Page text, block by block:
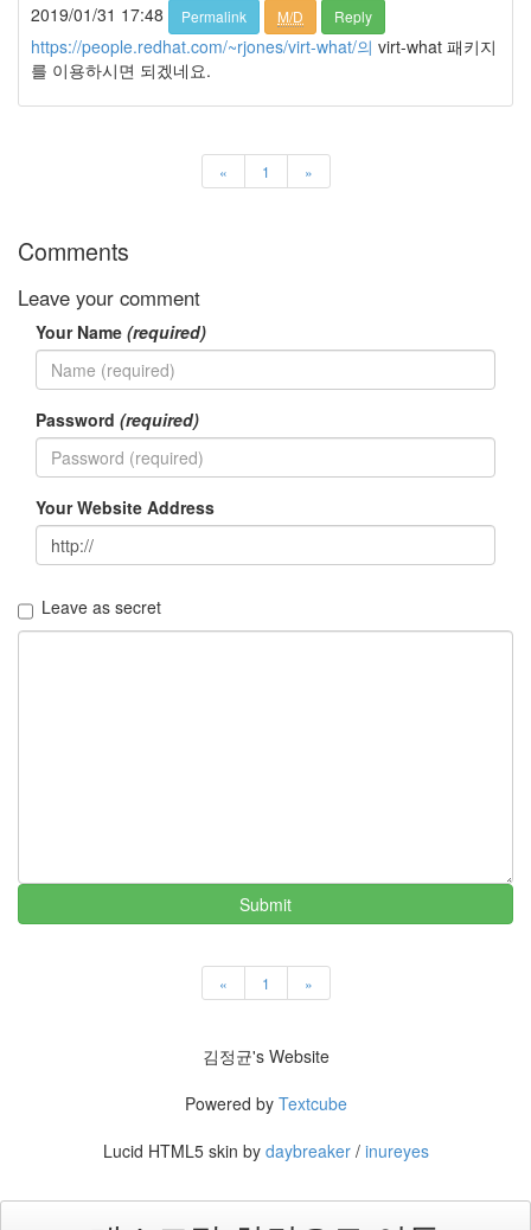
2019/01/31 17:48
Permalink M/D Reply
https://people.redhat.com/~rjones/virt-what/의 virt-what 패키지
를 이용하시면 되겠네요.
« 1 »
Comments
Leave your comment
Your Name (required)
Password (required)
Your Website Address
Leave as secret
Submit
« 1 »
김
정
균
엑
빔
XPH70.2
김정균's Website
Powered by Textcube
Lucid HTML5 skin by daybreaker/ inureyes